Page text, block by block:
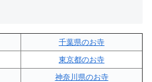
千葉県のお寺
東京都のお寺
神奈川県のお寺